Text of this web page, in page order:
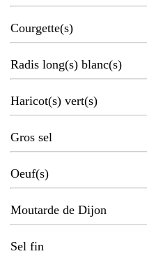
Courgette(s)
Radis long(s) blanc(s)
Haricot(s) vert(s)
Gros sel
Oeuf(s)
Moutarde de Dijon
Sel fin